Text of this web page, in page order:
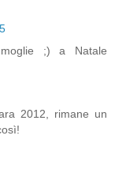
;) a Natale
2012, rimane un